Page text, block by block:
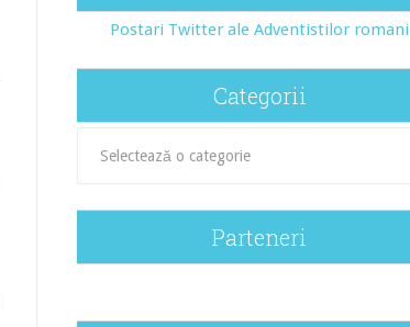
Postari Twitter ale Adventistilor romani
Categorii
Parteneri